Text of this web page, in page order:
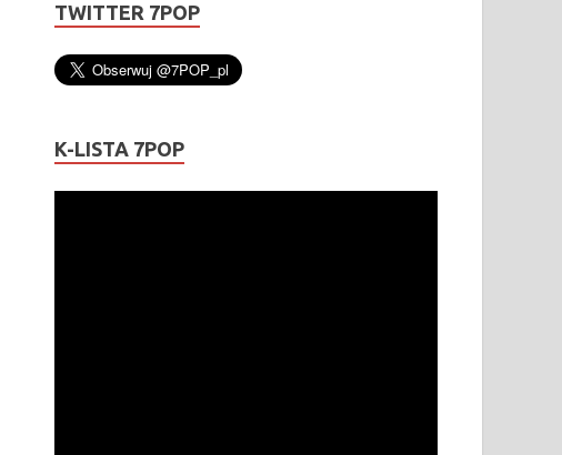
TWITTER 7POP
K-LISTA 7POP